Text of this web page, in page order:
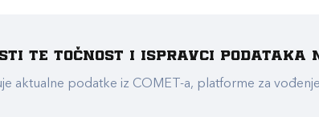
te točnost i ispravci podataka
aktualne podatke iz COMET-a, platforme za